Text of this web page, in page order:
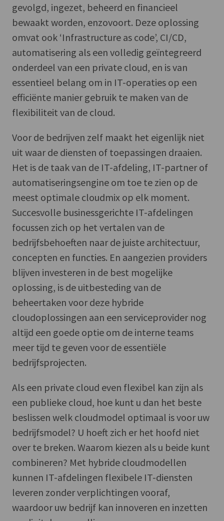
gevolgd, ingezet, beheerd en financieel
bewaakt worden, enzovoort. Deze oplossing
omvat ook ‘Infrastructure as code’, CI/CD,
automatisering als een volledig geïntegreerd
onderdeel van een private cloud, en is van
essentieel belang om in IT-operaties op een
efficiënte manier gebruik te maken van de
flexibiliteit van de cloud.
Voor de bedrijven zelf maakt het eigenlijk niet
uit waar de diensten of toepassingen draaien.
Het is de taak van de IT-afdeling, IT-partner of
automatiseringsengine om toe te zien op de
meest optimale cloudmix op elk moment.
Succesvolle businessgerichte IT-afdelingen
focussen zich op het vertalen van de
bedrijfsbehoeften naar de juiste architectuur,
concepten en functies. En aangezien providers
blijven investeren in de best mogelijke
oplossing, is de uitbesteding van de
beheertaken voor deze hybride
cloudoplossingen aan een serviceprovider nog
altijd een goede optie om de interne teams
meer tijd te geven voor de essentiële
bedrijfsprojecten.
Als een private cloud even flexibel kan zijn als
een publieke cloud, hoe kunt u dan het beste
beslissen welk cloudmodel optimaal is voor uw
bedrijfsmodel? U hoeft zich er het hoofd niet
over te breken. Waarom kiezen als u beide kunt
combineren? Met hybride cloudmodellen
kunnen IT-afdelingen flexibele IT-diensten
leveren zonder verplichtingen vooraf,
waardoor uw bedrijf kan innoveren en inzetten